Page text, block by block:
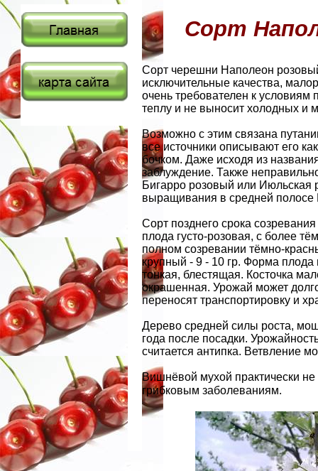
Сорт
Сорт черешни Наполеон
исключительные качества,
очень требователен к условиям
теплу и не выносит холодных и
Возможно с этим связана
все источники описывают его
бочком. Даже исходя из
заблуждение. Также
Бигарро розовый или Июльская
выращивания в средней полосе
Сорт позднего срока
плода густо-розовая, с более
полном созревании тёмно-
крупный - 9 - 10 гр. Форма
тонкая, блестящая. Косточка
окрашенная. Урожай может
переносят транспортировку и
Дерево средней силы роста,
года после посадки.
считается антипка. Ветвление
Вишнёвой мухой практически не
грибковым заболеваниям.